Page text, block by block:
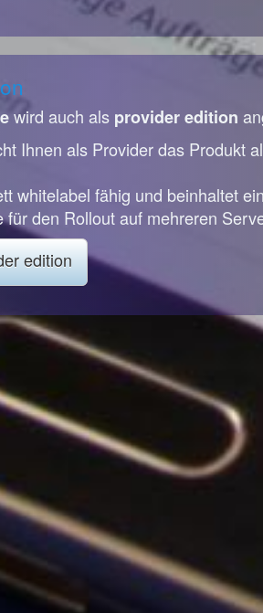
wird auch als provider edition
Ihnen als Provider das Produkt
whitelabel fähig und beinhaltet
für den Rollout auf mehreren
edition